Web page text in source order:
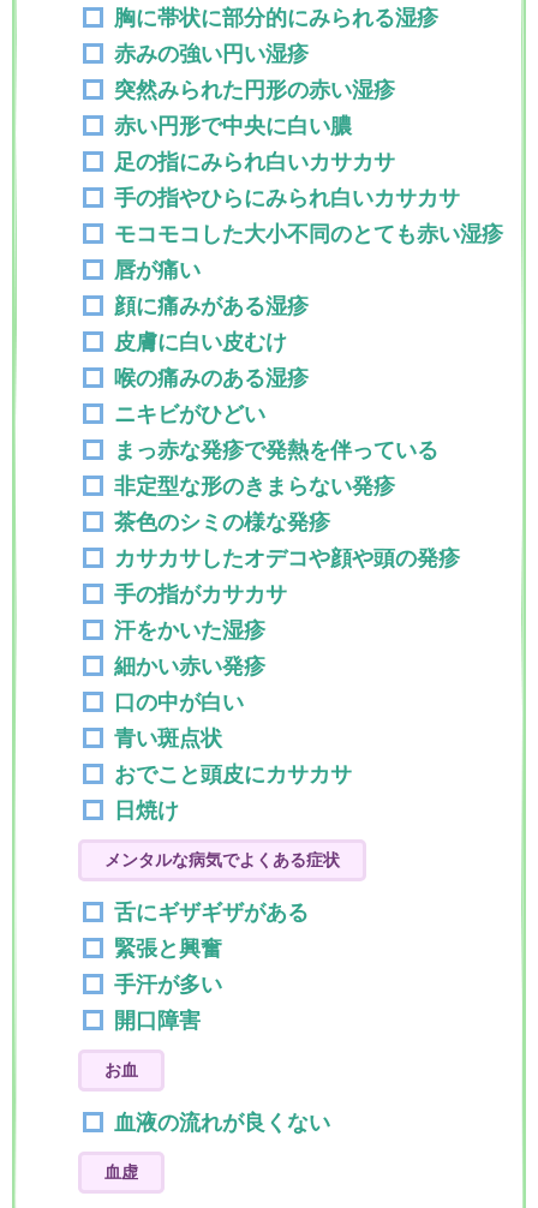
胸に帯状に部分的にみられる湿疹
赤みの強い円い湿疹
突然みられた円形の赤い湿疹
赤い円形で中央に白い膿
足の指にみられ白いカサカサ
手の指やひらにみられ白いカサカサ
モコモコした大小不同のとても赤い湿疹
唇が痛い
顔に痛みがある湿疹
皮膚に白い皮むけ
喉の痛みのある湿疹
ニキビがひどい
まっ赤な発疹で発熱を伴っている
非定型な形のきまらない発疹
茶色のシミの様な発疹
カサカサしたオデコや顔や頭の発疹
手の指がカサカサ
汗をかいた湿疹
細かい赤い発疹
口の中が白い
青い斑点状
おでこと頭皮にカサカサ
日焼け
メンタルな病気でよくある症状
舌にギザギザがある
緊張と興奮
手汗が多い
開口障害
お血
血液の流れが良くない
血虚